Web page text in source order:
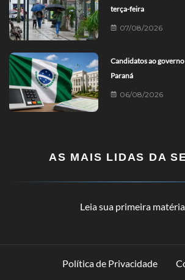
terça-feira
07/08/2026
Candidatos ao
Paraná
06/08/2026
AS MAIS LIDAS DA
Leia sua primeira
Política de Privacidade